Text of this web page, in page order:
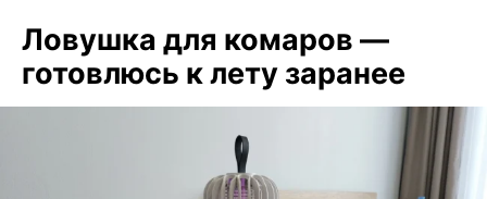
Ловушка для комаров —
готовлюсь к лету заранее